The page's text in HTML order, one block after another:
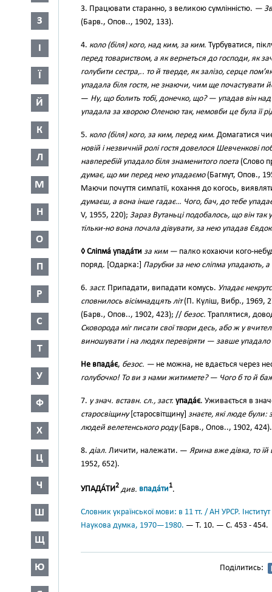
З
І
Ї
Й
К
Л
М
Н
О
П
Р
С
Т
У
Ф
Х
Ц
Ч
Ш
Щ
Ю
3. Працювати старанно, з великою сумлінністю. —
(Барв., Опов.., 1902, 133).
4. коло (біля) кого, над ким, за ким. Турбуватися,
перед товариством, а як вернеться до господи, як
голубити сестра,.. то й тверде, як залізо, серце
упадала біля гостя, не знаючи, чим ще почастувати
— Ну, що болить тобі, донечко, що? — упадав він
упадала за хворою Оленою так, немовби це була її
5. коло (біля) кого, за ким, перед ким. Домагатися
новій і незвичній ролі гостя довелося Шевченкові
навперебій упадало біля знаменитого поета (Слово
думає, що ми перед нею упадаємо(Багмут, Опов.,
Маючи почуття симпатії, кохання до когось,
думаєш, а вона інше гадає… Чого, бач, до тебе упадає
V, 1955, 220); Зараз Вутаньці подобалось, що він так
тільки-но вона почала дівувати, за нею упадав
◊ Сліпма́ упада́ти за ким — палко кохаючи кого-
поряд. [Одарка:] Парубки за нею сліпма упадають, а
6. заст. Припадати, випадати комусь. Упадає
сповнилось вісімнадцять літ(П. Куліш, Вибр., 1969,
(Барв., Опов.., 1902, 423); // безос. Траплятися,
Сковорода міг писати свої твори десь, або ж у
виношувати і на людях перевіряти — завше упадало
Не впада́є, безос. — не можна, не вдається через
голубочко! То ви з нами житимете? — Чого б то й
7. у знач. вставн. сл., заст. упада́є. Уживається в
старосвіщину[старосвітщину] знаєте, які люде були:
людей велетенського роду(Барв., Опов.., 1902, 424).
8. діал. Личити, належати. — Ярина вже дівка, то
1952, 652).
УПАДА́ТИ2 див. впада́ти1.
Словник української мови: в 11 тт. / АН УРСР.
Наукова думка, 1970—1980. — Т. 10. — С. 453 - 454.
Поділитись: